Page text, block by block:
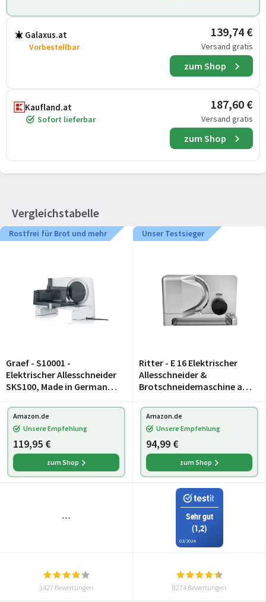
Galaxus.at
Vorbestellbar
139,74 €
Versand gratis
zum Shop
Kaufland.at
Sofort lieferbar
187,60 €
Versand gratis
zum Shop
Vergleichstabelle
Rostfrei für Brot und mehr
Graef - S10001 -
Elektrischer Allesschneider
SKS100, Made in Germany,
Wellenschliffmesser Ø 170
mm, Schnittstärke 0-20
mm, Energiesparmotor 17
Unser Testsieger
Ritter - E 16 Elektrischer
Allesschneider &
Brotschneidemaschine aus
Made in Germany, Silber,
Silbermetallic
Amazon.de
Unsere Empfehlung
119,95 €
zum Shop
Amazon.de
Unsere Empfehlung
94,99 €
zum Shop
---
Sehr gut
(1,2)
03/2024
1427 Bewertungen 8274 Bewertungen